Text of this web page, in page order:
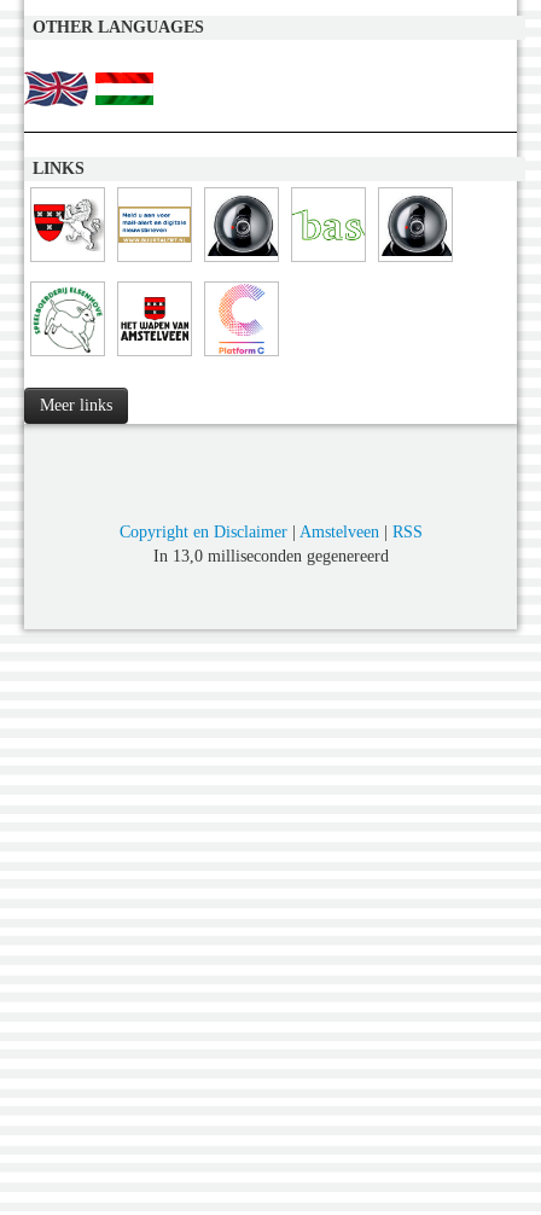
OTHER LANGUAGES
LINKS
Meer links
Copyright en Disclaimer| Amstelveen| RSS
In 13,0 milliseconden gegenereerd